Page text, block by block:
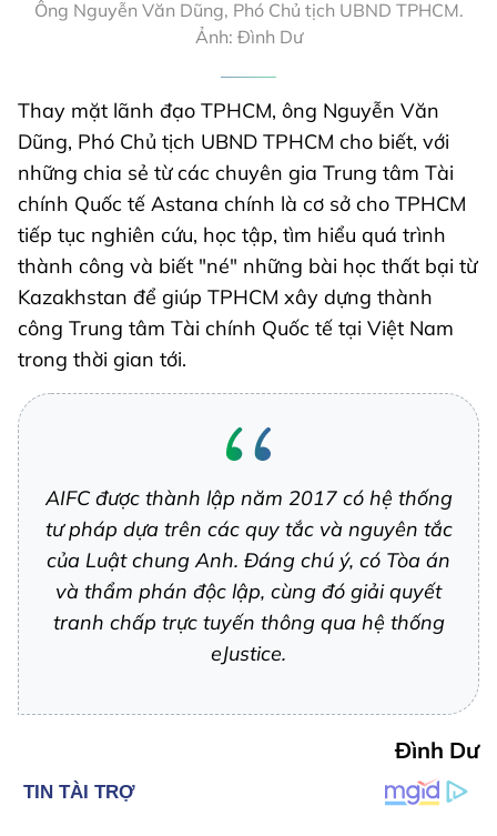
Ông Nguyễn Văn Dũng, Phó Chủ tịch UBND TPHCM.
Ảnh: Đình Dư
Thay mặt lãnh đạo TPHCM, ông Nguyễn Văn
Dũng, Phó Chủ tịch UBND TPHCM cho biết, với
những chia sẻ từ các chuyên gia Trung tâm Tài
chính Quốc tế Astana chính là cơ sở cho TPHCM
tiếp tục nghiên cứu, học tập, tìm hiểu quá trình
thành công và biết "né" những bài học thất bại từ
Kazakhstan để giúp TPHCM xây dựng thành
công Trung tâm Tài chính Quốc tế tại Việt Nam
trong thời gian tới.
AIFC được thành lập năm 2017 có hệ thống
tư pháp dựa trên các quy tắc và nguyên tắc
của Luật chung Anh. Đáng chú ý, có Tòa án
và thẩm phán độc lập, cùng đó giải quyết
tranh chấp trực tuyến thông qua hệ thống
eJustice.
Đình Dư